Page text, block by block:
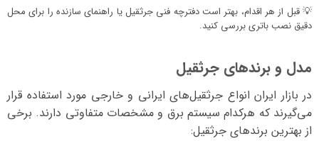
💡 قبل از هر اقدام، بهتر است دفترچه فنی جرثقیل یا راهنمای سازنده را برای محل
دقیق نصب باتری بررسی کنید.
مدل و برند‌های جرثقیل
در بازار ایران انواع جرثقیل‌های ایرانی و خارجی مورد استفاده قرار
می‌گیرند که هرکدام سیستم برق و مشخصات متفاوتی دارند. برخی
از بهترین برندهای جرثقیل: